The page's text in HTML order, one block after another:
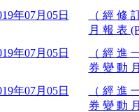
年07月05日
（ 經 修
月 報 表
年07月05日
（ 經 進
券 變 動
年07月05日
（ 經 進
券 變 動